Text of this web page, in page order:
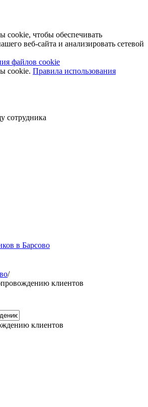
cookie, чтобы обеспечивать
веб-сайта и анализировать сетевой
файлов cookie
cookie. Правила использования
сотрудника
в Барсово
/
клиентов
клиентов